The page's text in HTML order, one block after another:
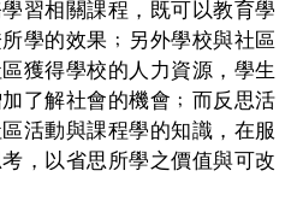
習相關課程，既可以教育學
學的效果﹔另外學校與社區
獲得學校的人力資源，學生
了解社會的機會﹔而反思活
活動與課程學的知識，在服
，以省思所學之價值與可改